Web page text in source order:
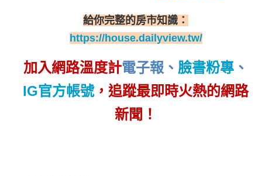
給你完整的房市知識：
https://house.dailyview.tw/
加入網路溫度計電子報 、 臉書粉專 、
IG官方帳號，追蹤最即時火熱的網路
新聞！